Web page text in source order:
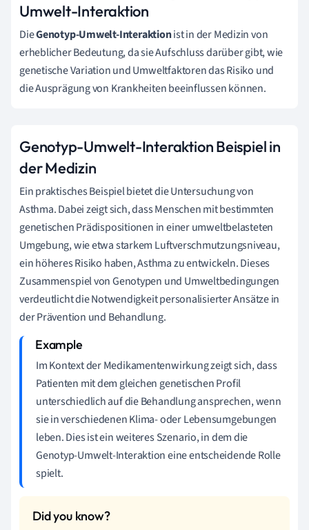
Umwelt-Interaktion
DieGenotyp-Umwelt-Interaktionist in der Medizin von
erheblicher Bedeutung, da sie Aufschluss darüber gibt, wie
genetische Variation und Umweltfaktoren das Risiko und
die Ausprägung von Krankheiten beeinflussen können.
Genotyp-Umwelt-Interaktion Beispiel in
der Medizin
Ein praktisches Beispiel bietet die Untersuchung von
Asthma. Dabei zeigt sich, dass Menschen mit bestimmten
genetischen Prädispositionen in einer umweltbelasteten
Umgebung, wie etwa starkem Luftverschmutzungsniveau,
ein höheres Risiko haben, Asthma zu entwickeln. Dieses
Zusammenspiel von Genotypen und Umweltbedingungen
verdeutlicht die Notwendigkeit personalisierter Ansätze in
der Prävention und Behandlung.
Im Kontext der Medikamentenwirkung zeigt sich, dass
Patienten mit dem gleichen genetischen Profil
unterschiedlich auf die Behandlung ansprechen, wenn
sie in verschiedenen Klima- oder Lebensumgebungen
leben. Dies ist ein weiteres Szenario, in dem die
Genotyp-Umwelt-Interaktion eine entscheidende Rolle
spielt.